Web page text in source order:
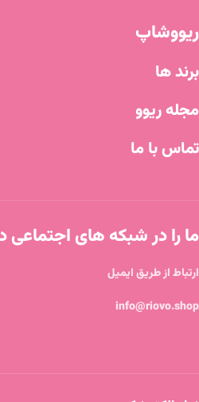
ریووشاپ
برند ها
مجله ریوو
تماس با ما
ما را در شبکه های اجتماعی
ارتباط از طریق ایمیل
info@riovo.shop